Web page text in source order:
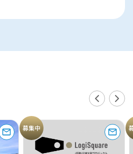
募集中